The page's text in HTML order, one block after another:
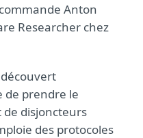
Anton
Researcher chez
découvert
de prendre le
disjoncteurs
des protocoles